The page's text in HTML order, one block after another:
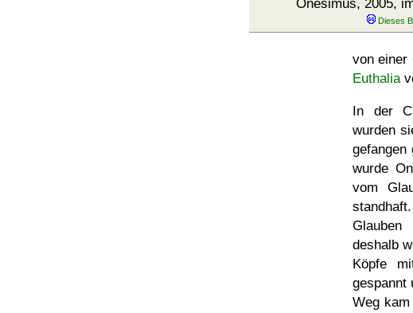
Onesimus, 2005,
von einer
Euthalia
In der
wurden
gefangen
wurde
vom
deshalb
Köpfe
gespannt
Weg